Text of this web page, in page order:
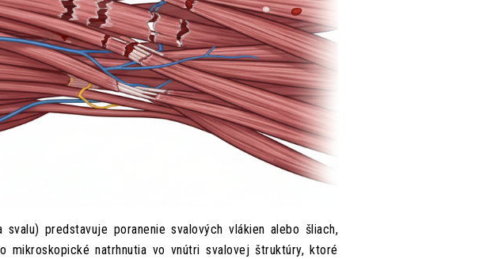
predstavuje poranenie svalových vlákien alebo šliach,
mikroskopické natrhnutia vo vnútri svalovej štruktúry, ktoré